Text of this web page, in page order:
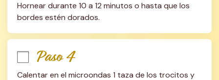
Hornear durante 10 a 12 minutos o hasta que los
bordes estén dorados.
Paso 4
Calentar en el microondas 1 taza de los trocitos y